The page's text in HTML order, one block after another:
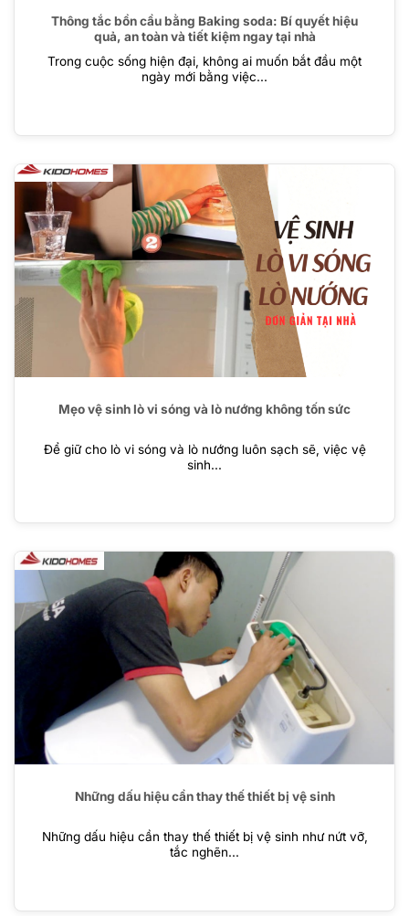
Thông tắc bồn cầu bằng Baking soda: Bí quyết hiệu
quả, an toàn và tiết kiệm ngay tại nhà
Trong cuộc sống hiện đại, không ai muốn bắt đầu một
ngày mới bằng việc...
Mẹo vệ sinh lò vi sóng và lò nướng không tốn sức
Để giữ cho lò vi sóng và lò nướng luôn sạch sẽ, việc vệ
sinh...
Những dấu hiệu cần thay thế thiết bị vệ sinh
Những dấu hiệu cần thay thế thiết bị vệ sinh như nứt vỡ,
tắc nghẽn...